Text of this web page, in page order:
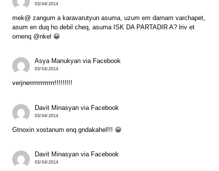
03/04/2014
mek@ zangum a karavarutyun asuma, uzum em darnam varchapet,
asum en duq ho debil cheq, asuma ISK DA PARTADIR A? lriv et
ornenq @nkel 😀
Asya Manukyan via Facebook
03/04/2014
verjnerrrrrrrrrrrrr!!!!!!!!!
Davit Minasyan via Facebook
03/04/2014
Gtnoxin xostanum enq gndakahel!!! 😀
Davit Minasyan via Facebook
03/04/2014